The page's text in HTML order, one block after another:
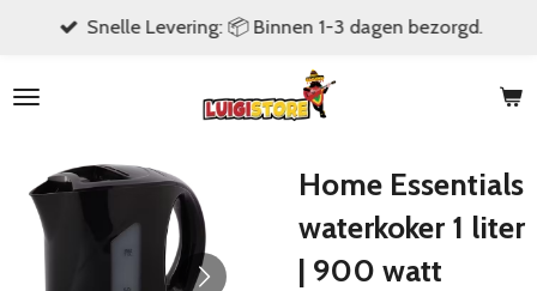
naar
hoofdinhoud
Snelle Levering: 📦 Binnen 1-3 dagen bezorgd.
Home Essentials
waterkoker 1 liter
| 900 watt